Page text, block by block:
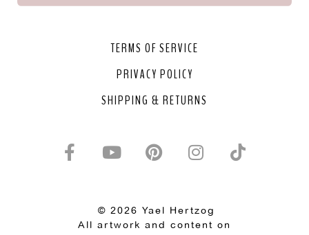
TERMS OF SERVICE
PRIVACY POLICY
SHIPPING & RETURNS
© 2026 Yael Hertzog
All artwork and content on